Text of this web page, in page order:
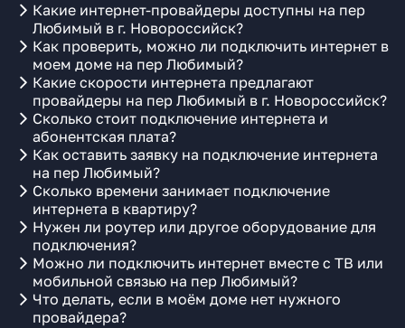
Какие интернет-провайдеры доступны на пер
Любимый в г. Новороссийск?
Как проверить, можно ли подключить интернет в
моем доме на пер Любимый?
Какие скорости интернета предлагают
провайдеры на пер Любимый в г. Новороссийск?
Сколько стоит подключение интернета и
абонентская плата?
Как оставить заявку на подключение интернета
на пер Любимый?
Сколько времени занимает подключение
интернета в квартиру?
Нужен ли роутер или другое оборудование для
подключения?
Можно ли подключить интернет вместе с ТВ или
мобильной связью на пер Любимый?
Что делать, если в моём доме нет нужного
провайдера?